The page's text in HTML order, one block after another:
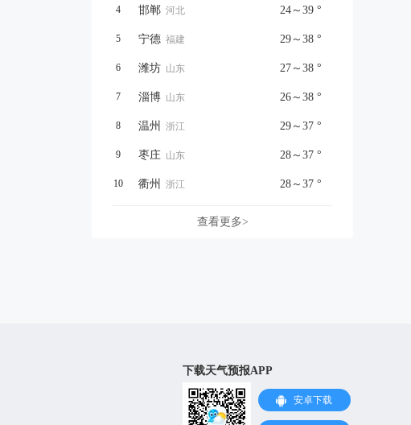
4 邯郸 河北 24～39 °
5 宁德 福建 29～38 °
6 潍坊 山东 27～38 °
7 淄博 山东 26～38 °
8 温州 浙江 29～37 °
9 枣庄 山东 28～37 °
10 衢州 浙江 28～37 °
查看更多>
下载天气预报APP
安卓下载